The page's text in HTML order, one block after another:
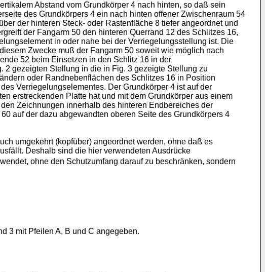
Abstand vom Grundkörper 4 nach hinten, so daß sein
des Grundkörpers 4 ein nach hinten offener Zwischenraum 54
der hinteren Steck- oder Rastenfläche 8 tiefer angeordnet und
der Fangarm 50 den hinteren Querrand 12 des Schlitzes 16,
in oder nahe bei der Verriegelungsstellung ist. Die
Zwecke muß der Fangarm 50 soweit wie möglich nach
52 beim Einsetzen in den Schlitz 16 in der
2 gezeigten Stellung in die in Fig. 3 gezeigte Stellung zu
oder Randnebenflächen des Schlitzes 16 in Position
Verriegelungselementes. Der Grundkörper 4 ist auf der
erstreckenden Platte hat und mit dem Grundkörper aus einem
Zeichnungen innerhalb des hinteren Endbereiches der
auf der dazu abgewandten oberen Seite des Grundkörpers 4
umgekehrt (kopfüber) angeordnet werden, ohne daß es
Deshalb sind die hier verwendeten Ausdrücke
ohne den Schutzumfang darauf zu beschränken, sondern
3 mit Pfeilen A, B und C angegeben.